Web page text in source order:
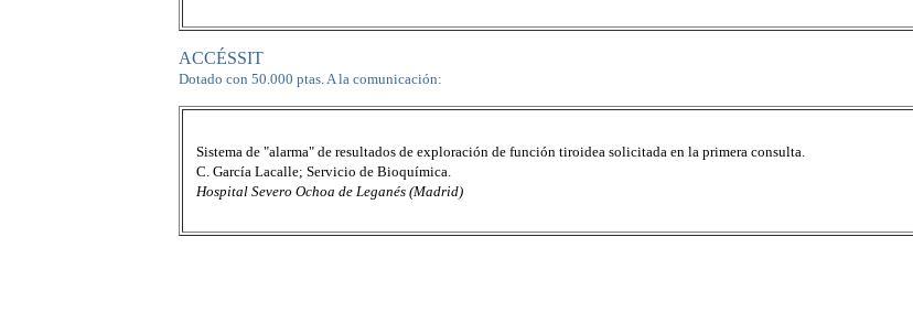
ACCÉSSIT
Dotado con 50.000 ptas. A la comunicación:
Sistema de "alarma" de resultados de exploración de función tiroidea solicitada en la primera consulta.
C. García Lacalle; Servicio de Bioquímica.
Hospital Severo Ochoa de Leganés (Madrid)